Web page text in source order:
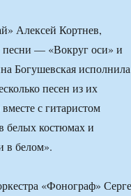
Алексей Кортнев,
песни — «Вокруг оси» и
Богушевская исполнила
песен из их
с гитаристом
белых костюмах и
в белом».
«Фонограф»